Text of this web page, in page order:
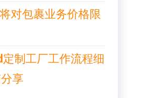
将对包裹业务价格限
定制工厂工作流程细
享